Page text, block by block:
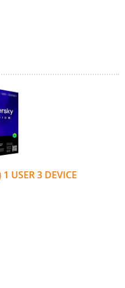
USER 3 DEVICE